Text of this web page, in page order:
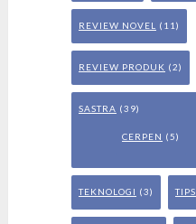
REVIEW NOVEL (11)
REVIEW PRODUK (2)
SASTRA (39)
CERPEN (5)
TEKNOLOGI (3) TIPS